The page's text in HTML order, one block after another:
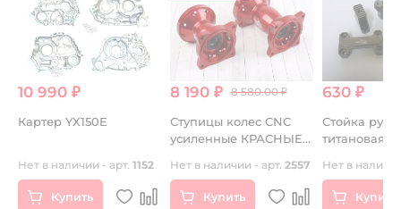
10 990 ₽
Картер YX150E
Нет в наличии - арт. 1152
Купить
8 190 ₽ 8 580.00 ₽
Ступицы колес CNC
усиленные КРАСНЫЕ
Нет в наличии - арт. 2557
Купить
630 ₽
Стойка руля
титановая
Нет в
Купить